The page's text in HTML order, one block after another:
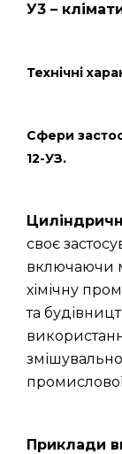
У3 –
Технічні
Сфери
12-УЗ.
своє
включаючи
хімічну
та
Приклади